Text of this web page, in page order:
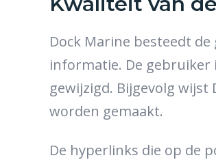
Dock Marine besteedt
informatie. De gebruiker
gewijzigd. Bijgevolg
worden gemaakt.
De hyperlinks die op de